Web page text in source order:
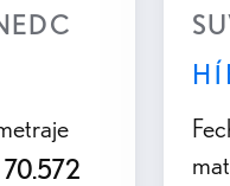
70.572